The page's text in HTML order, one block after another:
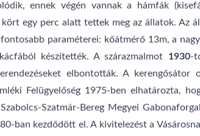
ennek végén vannak a hámfák
egy perc alatt tettek meg az állatok. Az
paraméterei: kőátmérő 13m, a
készítették. A szárazmalmot 1930-
elbontották. A kerengősátor
Felügyelőség 1975-ben elhatározta,
Szatmár-Bereg Megyei
ban kezdődött el. A kivitelezést a